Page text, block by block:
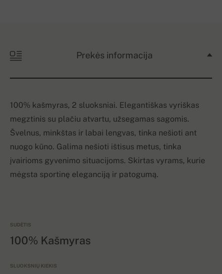
Prekės informacija
100% kašmyras, 2 sluoksniai. Elegantiškas vyriškas
megztinis su plačiu atvartu, užsegamas sagomis.
Švelnus, minkštas ir labai lengvas, tinka nešioti ant
nuogo kūno. Galima nešioti ištisus metus, tinka
įvairioms gyvenimo situacijoms. Skirtas vyrams, kurie
mėgsta sportinę eleganciją ir patogumą.
SUDĖTIS
100% Kašmyras
SLUOKSNIŲ KIEKIS